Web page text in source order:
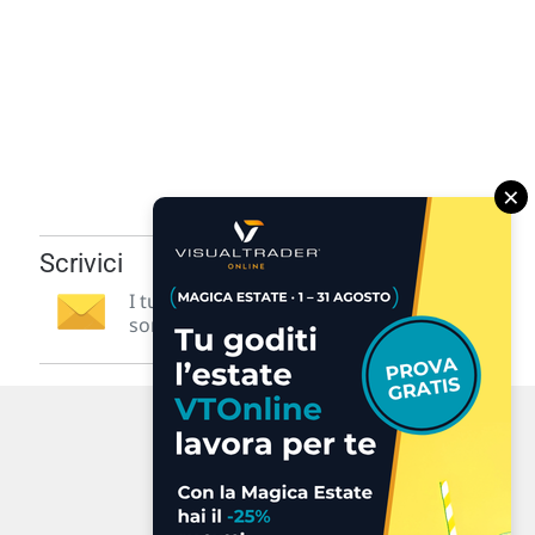
Scrivici
I tuoi suggerimenti per noi
sono preziosi e molto utili! »
×